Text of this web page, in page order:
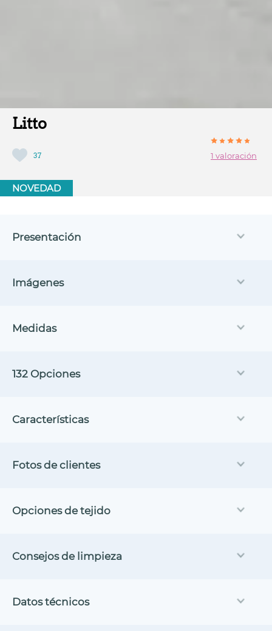
NOVEDAD
Litto
37 1 valoración
Presentación
Imágenes
Medidas
132 Opciones
Características
Fotos de clientes
Opciones de tejido
Consejos de limpieza
Datos técnicos